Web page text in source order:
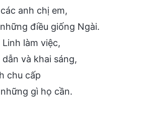
anh chị em,
điều giống Ngài.
làm việc,
và khai sáng,
chu cấp
gì họ cần.